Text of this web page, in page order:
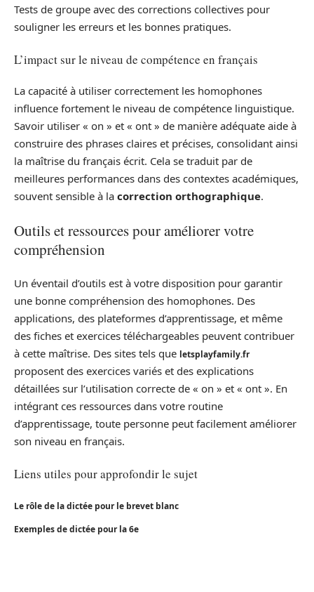
Tests de groupe avec des corrections collectives pour
souligner les erreurs et les bonnes pratiques.
L’impact sur le niveau de compétence en français
La capacité à utiliser correctement les homophones
influence fortement le niveau de compétence linguistique.
Savoir utiliser « on » et « ont » de manière adéquate aide à
construire des phrases claires et précises, consolidant ainsi
la maîtrise du français écrit. Cela se traduit par de
meilleures performances dans des contextes académiques,
souvent sensible à la correction orthographique.
Outils et ressources pour améliorer votre
compréhension
Un éventail d’outils est à votre disposition pour garantir
une bonne compréhension des homophones. Des
applications, des plateformes d’apprentissage, et même
des fiches et exercices téléchargeables peuvent contribuer
à cette maîtrise. Des sites tels que letsplayfamily.fr
proposent des exercices variés et des explications
détaillées sur l’utilisation correcte de « on » et « ont ». En
intégrant ces ressources dans votre routine
d’apprentissage, toute personne peut facilement améliorer
son niveau en français.
Liens utiles pour approfondir le sujet
Le rôle de la dictée pour le brevet blanc
Exemples de dictée pour la 6e